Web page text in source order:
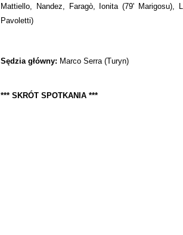
Mattiello, Nandez, Faragò, Ionita (79' Marigosu),
Pavoletti)
Sędzia główny: Marco Serra (Turyn)
*** SKRÓT SPOTKANIA ***